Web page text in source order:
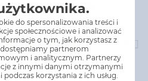
do spersonalizowania treści i
społecznościowe i analizować
o tym, jak korzystasz z
partnerom
i analitycznym. Partnerzy
z innymi danymi otrzymanymi
korzystania z ich usług.